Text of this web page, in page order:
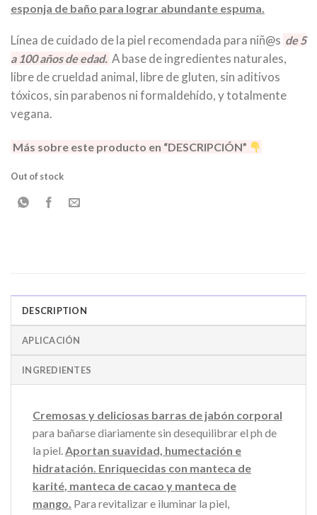
esponja de baño para lograr abundante espuma.
Línea de cuidado de la piel recomendada para niñ@s de 5
a 100 años de edad. A base de ingredientes naturales,
libre de crueldad animal, libre de gluten, sin aditivos
tóxicos, sin parabenos ni formaldehído, y totalmente
vegana.
Más sobre este producto en “DESCRIPCIÓN”
Out of stock
DESCRIPTION
APLICACIÓN
INGREDIENTES
Cremosas y deliciosas barras de jabón corporal
para bañarse diariamente sin desequilibrar el ph de
la piel.Aportan suavidad, humectación e
hidratación. Enriquecidas con manteca de
karité, manteca de cacao y manteca de
mango. Para revitalizar e iluminar la piel,